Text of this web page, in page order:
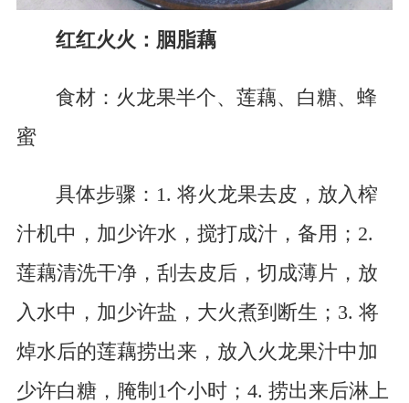
红红火火：胭脂藕
食材：火龙果半个、莲藕、白糖、蜂
蜜
具体步骤：1. 将火龙果去皮，放入榨
汁机中，加少许水，搅打成汁，备用；2.
莲藕清洗干净，刮去皮后，切成薄片，放
入水中，加少许盐，大火煮到断生；3. 将
焯水后的莲藕捞出来，放入火龙果汁中加
少许白糖，腌制1个小时；4. 捞出来后淋上